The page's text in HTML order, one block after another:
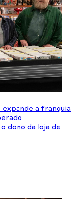
expande a franquia
dono da loja de